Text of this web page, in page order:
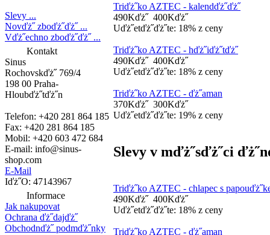
Slevy ...
Novďż˝ zboďż˝ďż˝ ...
Vďż˝echno zboďż˝ďż˝ ...
Kontakt
Sinus
Rochovskďż˝ 769/4
198 00 Praha-
Hloubďż˝tďż˝n
Telefon: +420 281 864 185
Fax: +420 281 864 185
Mobil: +420 603 472 684
E-mail: info@sinus-
shop.com
E-Mail
Iďż˝O: 47143967
Informace
Jak nakupovat
Ochrana ďż˝dajďż˝
Obchodnďż˝ podmďż˝nky
Triďż˝ko AZTEC - kalendďż˝ďż˝
490Kďż˝ 400Kďż˝
Uďż˝etďż˝ďż˝te: 18% z ceny
Triďż˝ko AZTEC - hďż˝iďż˝tďż˝
490Kďż˝ 400Kďż˝
Uďż˝etďż˝ďż˝te: 18% z ceny
Triďż˝ko AZTEC - ďż˝aman
370Kďż˝ 300Kďż˝
Uďż˝etďż˝ďż˝te: 19% z ceny
Slevy v mďż˝sďż˝ci
Triďż˝ko AZTEC - chlapec s
490Kďż˝ 400Kďż˝
Uďż˝etďż˝ďż˝te: 18% z ceny
Triďż˝ko AZTEC - ďż˝aman